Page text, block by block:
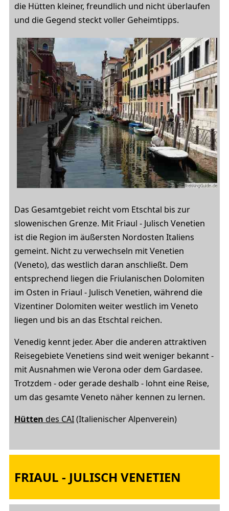
die Hütten kleiner, freundlich und nicht überlaufen
und die Gegend steckt voller Geheimtipps.
Das Gesamtgebiet reicht vom Etschtal bis zur
slowenischen Grenze. Mit Friaul - Julisch Venetien
ist die Region im äußersten Nordosten Italiens
gemeint. Nicht zu verwechseln mit Venetien
(Veneto), das westlich daran anschließt. Dem
entsprechend liegen die Friulanischen Dolomiten
im Osten in Friaul - Julisch Venetien, während die
Vizentiner Dolomiten weiter westlich im Veneto
liegen und bis an das Etschtal reichen.
Venedig kennt jeder. Aber die anderen attraktiven
Reisegebiete Venetiens sind weit weniger bekannt -
mit Ausnahmen wie Verona oder dem Gardasee.
Trotzdem - oder gerade deshalb - lohnt eine Reise,
um das gesamte Veneto näher kennen zu lernen.
Hütten des CAI(Italienischer Alpenverein)
FRIAUL - JULISCH VENETIEN